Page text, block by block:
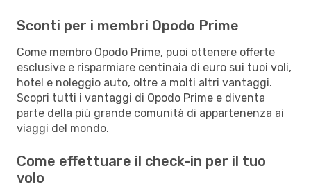
Sconti per i membri Opodo Prime
Come membro Opodo Prime, puoi ottenere offerte
esclusive e risparmiare centinaia di euro sui tuoi voli,
hotel e noleggio auto, oltre a molti altri vantaggi.
Scopri tutti i vantaggi di Opodo Prime e diventa
parte della più grande comunità di appartenenza ai
viaggi del mondo.
Come effettuare il check-in per il tuo
volo